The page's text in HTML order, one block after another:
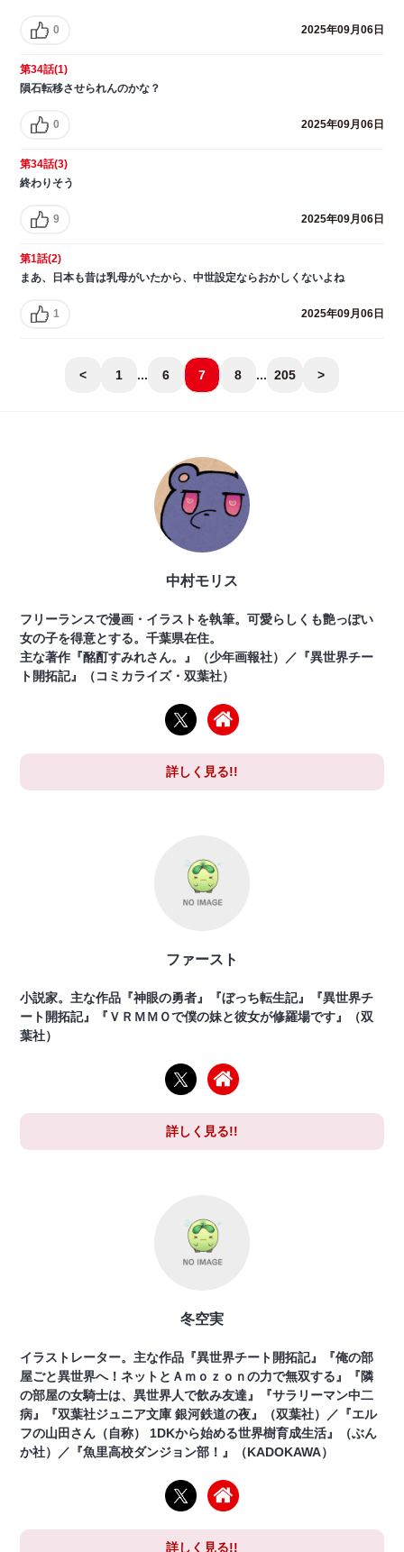
0 2025年09月06日
第34話(1)
隕石転移させられんのかな？
0 2025年09月06日
第34話(3)
終わりそう
9 2025年09月06日
第1話(2)
まあ、日本も昔は乳母がいたから、中世設定ならおかしくないよね
1 2025年09月06日
< 1 ... 6 7 8 ... 205 >
中村モリス
フリーランスで漫画・イラストを執筆。可愛らしくも艶っぽい
女の子を得意とする。千葉県在住。
主な著作『酩酊すみれさん。』（少年画報社）／『異世界チー
ト開拓記』（コミカライズ・双葉社）
詳しく見る!!
ファースト
小説家。主な作品『神眼の勇者』『ぼっち転生記』『異世界チ
ート開拓記』『ＶＲＭＭＯで僕の妹と彼女が修羅場です』（双
葉社）
詳しく見る!!
冬空実
イラストレーター。主な作品『異世界チート開拓記』『俺の部
屋ごと異世界へ！ネットとＡｍｏｚｏｎの力で無双する』『隣
の部屋の女騎士は、異世界人で飲み友達』『サラリーマン中二
病』『双葉社ジュニア文庫 銀河鉄道の夜』（双葉社）／『エル
フの山田さん（自称） 1DKから始める世界樹育成生活』（ぶん
か社）／『魚里高校ダンジョン部！』（KADOKAWA）
詳しく見る!!